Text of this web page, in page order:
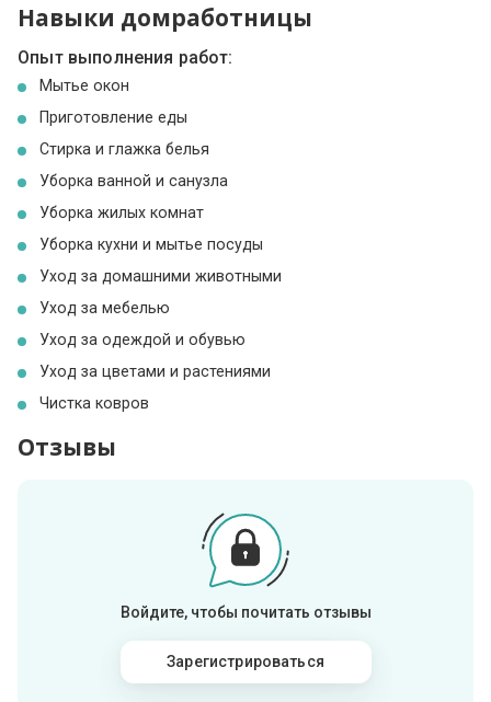
Навыки домработницы
Опыт выполнения работ:
Мытье окон
Приготовление еды
Стирка и глажка белья
Уборка ванной и санузла
Уборка жилых комнат
Уборка кухни и мытье посуды
Уход за домашними животными
Уход за мебелью
Уход за одеждой и обувью
Уход за цветами и растениями
Чистка ковров
Отзывы
Войдите, чтобы почитать отзывы
Зарегистрироваться